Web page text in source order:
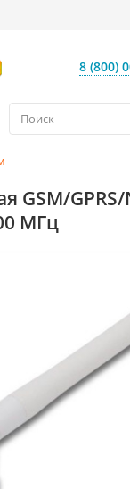
8 (800)
GSM/GPRS/
МГц